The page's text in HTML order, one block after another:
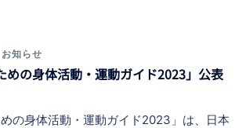
お知らせ
めの身体活動・運動ガイド2023」公表
めの身体活動・運動ガイド2023」は、日本